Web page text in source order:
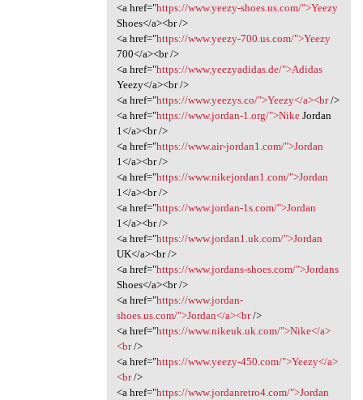
<a href="https://www.yeezy-shoes.us.com/">Yeezy
Shoes</a><br />
<a href="https://www.yeezy-700.us.com/">Yeezy
700</a><br />
<a href="https://www.yeezyadidas.de/">Adidas
Yeezy</a><br />
<a href="https://www.yeezys.co/">Yeezy</a><br/>
<a href="https://www.jordan-1.org/">NikeJordan
1</a><br />
<a href="https://www.air-jordan1.com/">Jordan
1</a><br />
<a href="https://www.nikejordan1.com/">Jordan
1</a><br />
<a href="https://www.jordan-1s.com/">Jordan
1</a><br />
<a href="https://www.jordan1.uk.com/">Jordan
UK</a><br />
<a href="https://www.jordans-shoes.com/">Jordans
Shoes</a><br />
<a href="https://www.jordan-
shoes.us.com/">Jordan</a><br/>
<a href="https://www.nikeuk.uk.com/">Nike</a>
<br/>
<a href="https://www.yeezy-450.com/">Yeezy</a>
<br/>
<a href="https://www.jordanretro4.com/">Jordan